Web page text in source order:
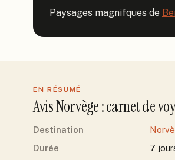
Paysages magnifques de
EN RÉSUMÉ
AvisNorvège: carnet de
Destination
Durée
7